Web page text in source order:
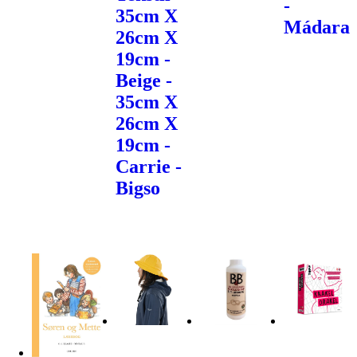
35cm X
26cm X
19cm -
Beige -
35cm X
26cm X
19cm -
Carrie -
Bigso
-
Mádara